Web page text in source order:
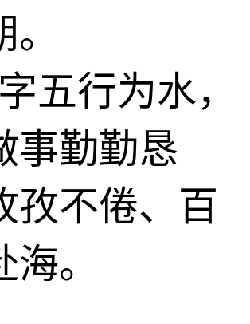
五行为水，
事勤勤恳
孜不倦、百
。